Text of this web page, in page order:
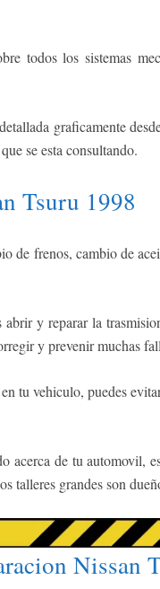
todos los sistemas
graficamente
se esta consultando.
Tsuru 1998
de frenos, cambio de
y reparar la
y prevenir muchas
tu vehiculo, puedes
acerca de tu automovil,
talleres grandes son
Nissan